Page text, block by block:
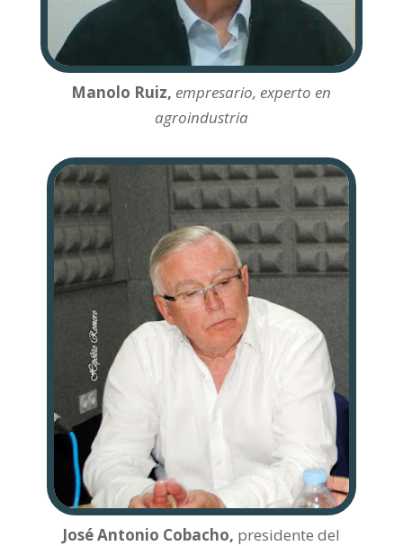
Manolo Ruiz, empresario, experto en
agroindustria
José Antonio Cobacho, presidente del